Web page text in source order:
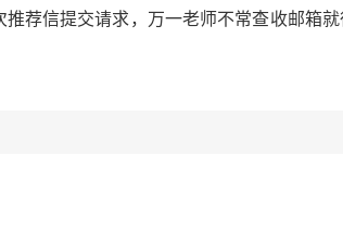
荐信提交请求，万一老师不常查收邮箱就